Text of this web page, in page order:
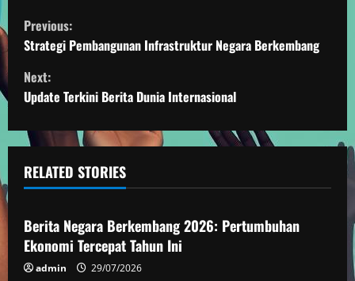
C
o
n
i
n
u
e
Previous:
Strategi Pembangunan Infrastruktur Negara Berkembang
Next:
Update Terkini Berita Dunia Internasional
RELATED STORIES
Berita Negara Berkembang
Berita Negara Berkembang 2026: Pertumbuhan
Ekonomi Tercepat Tahun Ini
admin 29/07/2026
Berita Negara Berkembang